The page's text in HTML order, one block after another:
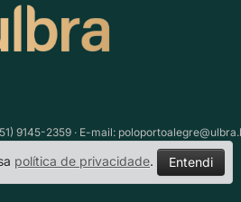
9145-2359 · E-mail:
política de privacidade. Entendi